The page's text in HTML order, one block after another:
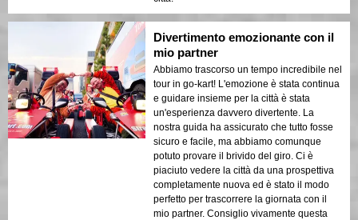
Divertimento emozionante con il
mio partner
Abbiamo trascorso un tempo incredibile nel
tour in go-kart! L'emozione è stata continua
e guidare insieme per la città è stata
un'esperienza davvero divertente. La
nostra guida ha assicurato che tutto fosse
sicuro e facile, ma abbiamo comunque
potuto provare il brivido del giro. Ci è
piaciuto vedere la città da una prospettiva
completamente nuova ed è stato il modo
perfetto per trascorrere la giornata con il
mio partner. Consiglio vivamente questa